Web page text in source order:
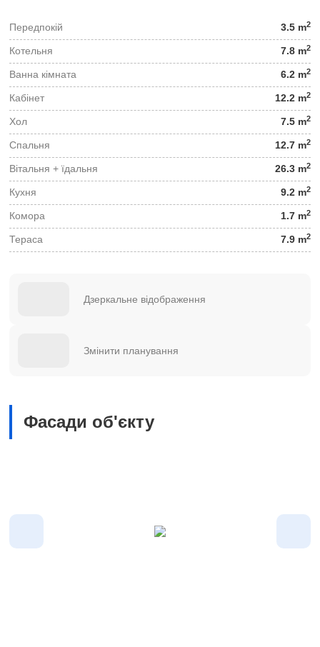
Передпокій 3.5 m2
Котельня 7.8 m2
Ванна кімната 6.2 m2
Кабінет 12.2 m2
Хол 7.5 m2
Спальня 12.7 m2
Вітальня + їдальня 26.3 m2
Кухня 9.2 m2
Комора 1.7 m2
Тераса 7.9 m2
Дзеркальне відображення
Змінити планування
Фасади об'єкту